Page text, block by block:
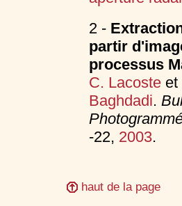
2 -
partir
processus
C. Lacosteet
Baghdadi.
-22, 2003.
haut de la page